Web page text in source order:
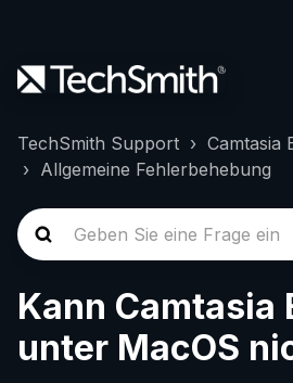
TechSmith Support
Camtasia
Allgemeine Fehlerbehebung
Kann Camtasia
unter MacOS